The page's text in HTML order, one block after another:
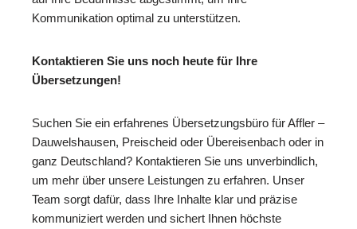
Kommunikation optimal zu unterstützen.
Kontaktieren Sie uns noch heute für Ihre
Übersetzungen!
Suchen Sie ein erfahrenes Übersetzungsbüro für Affler –
Dauwelshausen, Preischeid oder Übereisenbach oder in
ganz Deutschland? Kontaktieren Sie uns unverbindlich,
um mehr über unsere Leistungen zu erfahren. Unser
Team sorgt dafür, dass Ihre Inhalte klar und präzise
kommuniziert werden und sichert Ihnen höchste